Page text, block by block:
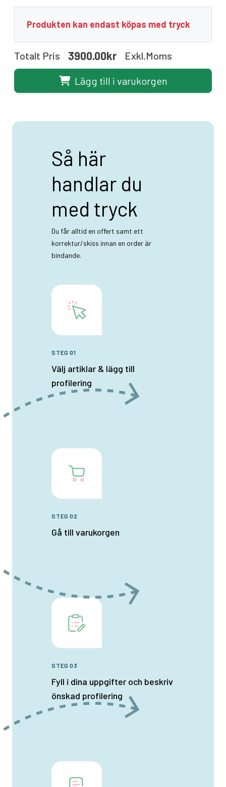
Produkten kan endast köpas med tryck
Totalt Pris 3900.00kr Exkl.moms
Lägg till i varukorgen
Så här
handlar du
med tryck
Du får alltid en offert samt ett
korrektur/skiss innan en order är
bindande.
STEG 01
Välj artiklar & lägg till
profilering
STEG 02
Gå till varukorgen
STEG 03
Fyll i dina uppgifter och beskriv
önskad profilering